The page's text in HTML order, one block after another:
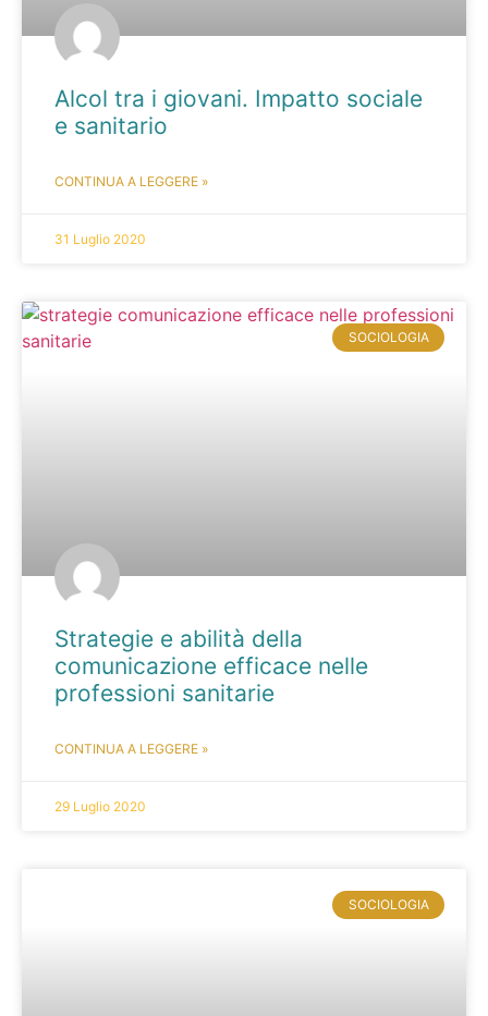
Alcol tra i giovani. Impatto sociale
e sanitario
CONTINUA A LEGGERE »
31 Luglio 2020
SOCIOLOGIA
Strategie e abilità della
comunicazione efficace nelle
professioni sanitarie
CONTINUA A LEGGERE »
29 Luglio 2020
SOCIOLOGIA